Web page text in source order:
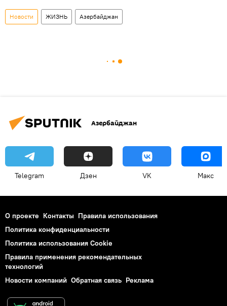
Новости ЖИЗНЬ Азербайджан
Азербайджан
Telegram Дзен VK Макс
О проекте Контакты Правила использования
Политика конфиденциальности
Политика использования Cookie
Правила применения рекомендательных
технологий
Новости компаний Обратная связь Реклама